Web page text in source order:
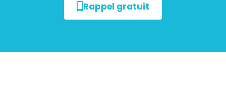
Rappel gratuit